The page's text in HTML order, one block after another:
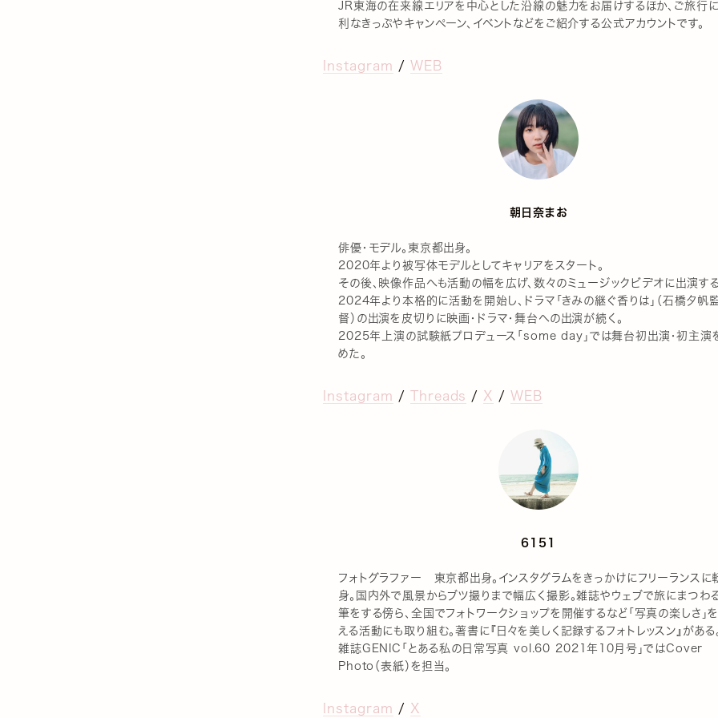
JR東海の在来線エリアを中心とした沿線の魅力をお届けするほか、ご旅行
利なきっぷやキャンペーン、イベントなどをご紹介する公式アカウントです。
Instagram / WEB
朝日奈まお
俳優・モデル。東京都出身。
2020年より被写体モデルとしてキャリアをスタート。
その後、映像作品へも活動の幅を広げ、数々のミュージックビデオに出演する
2024年より本格的に活動を開始し、ドラマ「きみの継ぐ香りは」（石橋夕帆
督）の出演を皮切りに映画・ドラマ・舞台への出演が続く。
2025年上演の試験紙プロデュース「some day」では舞台初出演・初主演
めた。
Instagram / Threads / X /WEB
6151
フォトグラファー 東京都出身。インスタグラムをきっかけにフリーランスに
身。国内外で風景からブツ撮りまで幅広く撮影。雑誌やウェブで旅にまつわ
筆をする傍ら、全国でフォトワークショップを開催するなど「写真の楽しさ」
える活動にも取り組む。著書に『日々を美しく記録するフォトレッスン』がある。
雑誌GENIC「とある私の日常写真 vol.60 2021年10月号」ではCover
Photo（表紙）を担当。
Instagram / X